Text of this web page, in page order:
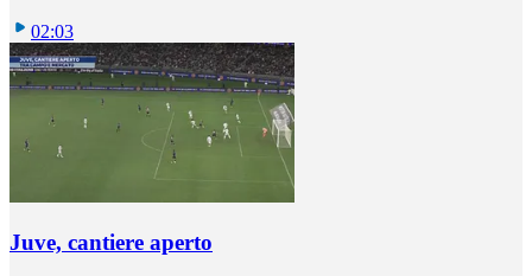
02:03
Juve, cantiere aperto